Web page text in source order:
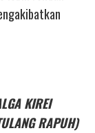
KIREI
RAPUH)